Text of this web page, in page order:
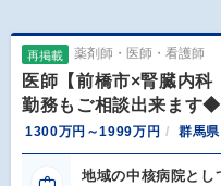
再掲載 薬剤師・医師・看護師
医師【前橋市×腎臓内
勤務もご相談出来ます
1300万円～1999万円 群馬県
地域の中核病院とし